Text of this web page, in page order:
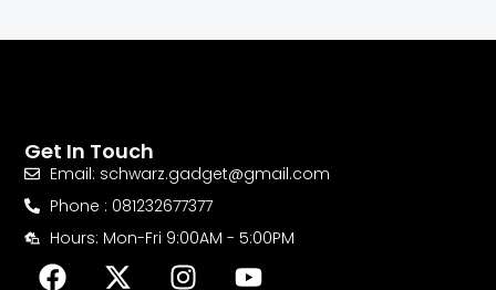
Get In Touch
Email: schwarz.gadget@gmail.com
Phone : 081232677377
Hours: Mon-Fri 9:00AM - 5:00PM
F X I Y